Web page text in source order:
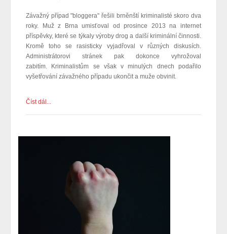
Závažný případ "bloggera" řešili brněnští kriminalisté skoro dva
roky. Muž z Brna umisťoval od prosince 2013 na internet
příspěvky, které se týkaly výroby drog a další kriminální činnosti.
Kromě toho se rasisticky vyjadřoval v různých diskusích.
Administrátorovi stránek pak dokonce vyhrožoval
zabitím.
Kriminalistům se však v minulých dnech podařilo
vyšetřování závažného případu ukončit a muže obvinit.
Číst dál...